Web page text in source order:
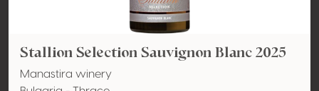
Stallion Selection Sauvignon Blanc 2025
Manastira winery